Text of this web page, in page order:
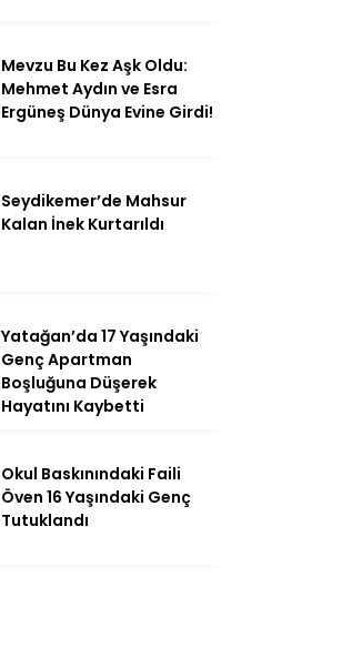
Mevzu Bu Kez Aşk Oldu:
Mehmet Aydın ve Esra
Ergüneş Dünya Evine Girdi!
Seydikemer’de Mahsur
Kalan İnek Kurtarıldı
Yatağan’da 17 Yaşındaki
Genç Apartman
Boşluğuna Düşerek
Hayatını Kaybetti
Okul Baskınındaki Faili
Öven 16 Yaşındaki Genç
Tutuklandı